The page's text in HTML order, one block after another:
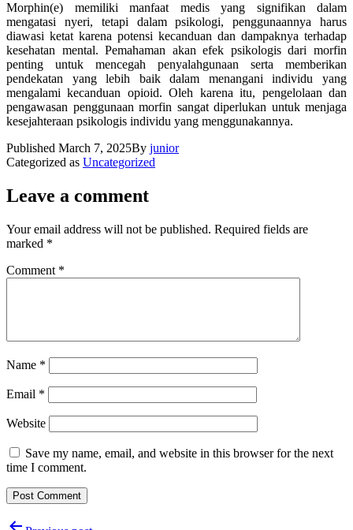
Morphin(e) memiliki manfaat medis yang signifikan dalam
mengatasi nyeri, tetapi dalam psikologi, penggunaannya harus
diawasi ketat karena potensi kecanduan dan dampaknya terhadap
kesehatan mental. Pemahaman akan efek psikologis dari morfin
penting untuk mencegah penyalahgunaan serta memberikan
pendekatan yang lebih baik dalam menangani individu yang
mengalami kecanduan opioid. Oleh karena itu, pengelolaan dan
pengawasan penggunaan morfin sangat diperlukan untuk menjaga
kesejahteraan psikologis individu yang menggunakannya.
Published March 7, 2025By junior
Categorized as Uncategorized
Leave a comment
Your email address will not be published. Required fields are
marked *
Comment *
Name *
Email *
Website
Save my name, email, and website in this browser for the next
time I comment.